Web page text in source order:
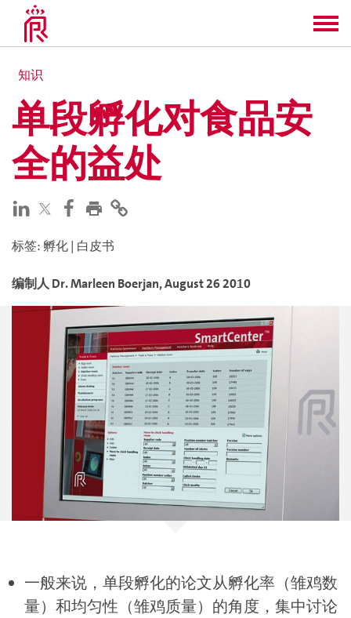
知识
单段孵化对食品安
全的益处
标签: 孵化| 白皮书
编制人 Dr. Marleen Boerjan,August 26 2010
一般来说，单段孵化的论文从孵化率（雏鸡数
量）和均匀性（雏鸡质量）的角度，集中讨论